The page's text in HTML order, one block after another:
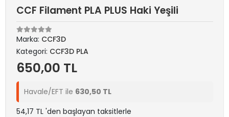
CCF Filament PLA PLUS Haki Yeşili
Marka: CCF3D
Kategori: CCF3D PLA
650,00 TL
Havale/EFT ile 630,50 TL
54,17 TL 'den başlayan taksitlerle